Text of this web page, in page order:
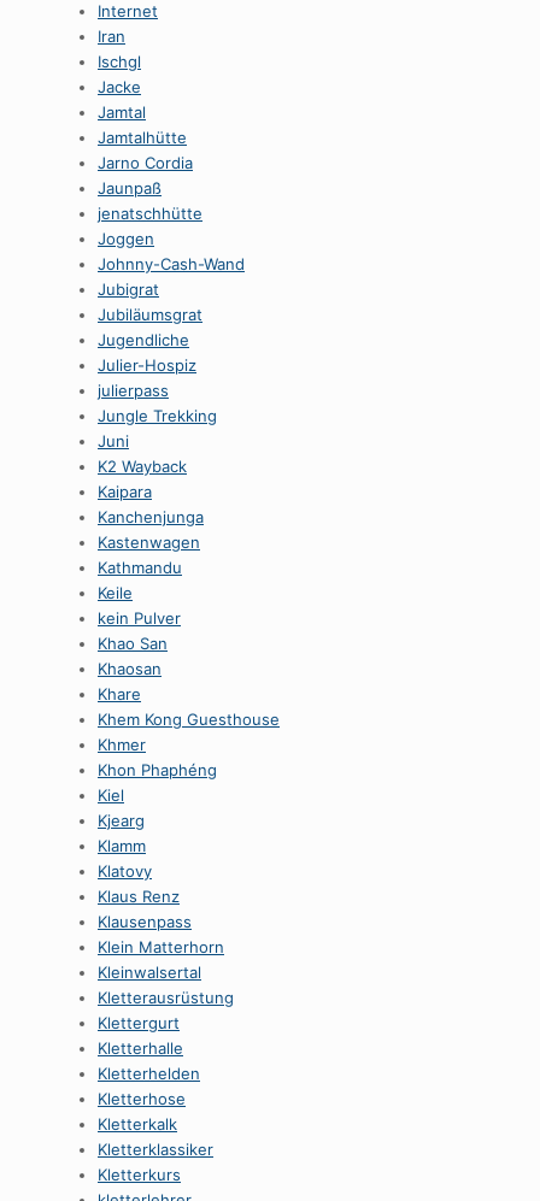
Internet
Iran
Ischgl
Jacke
Jamtal
Jamtalhütte
Jarno Cordia
Jaunpaß
jenatschhütte
Joggen
Johnny-Cash-Wand
Jubigrat
Jubiläumsgrat
Jugendliche
Julier-Hospiz
julierpass
Jungle Trekking
Juni
K2 Wayback
Kaipara
Kanchenjunga
Kastenwagen
Kathmandu
Keile
kein Pulver
Khao San
Khaosan
Khare
Khem Kong Guesthouse
Khmer
Khon Phaphéng
Kiel
Kjearg
Klamm
Klatovy
Klaus Renz
Klausenpass
Klein Matterhorn
Kleinwalsertal
Kletterausrüstung
Klettergurt
Kletterhalle
Kletterhelden
Kletterhose
Kletterkalk
Kletterklassiker
Kletterkurs